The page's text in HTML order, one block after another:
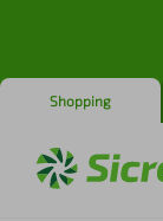
Shopping